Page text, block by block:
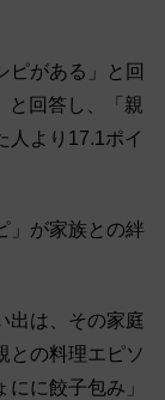
ピがある」と回
と回答し、「親
人より17.1ポイ
」が家族との絆
出は、その家庭
との料理エピソ
に餃子包み」